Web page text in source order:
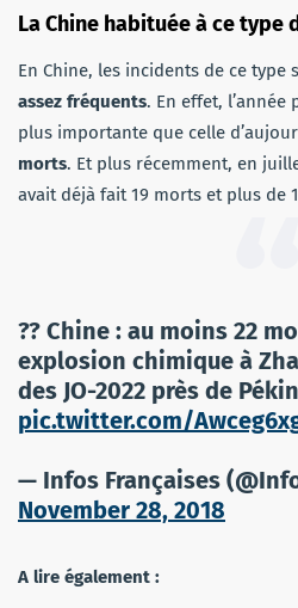
La Chine habituée à ce type
En Chine, les incidents de ce
assez fréquents. En effet,
plus importante que celle
morts. Et plus récemment, en
avait déjà fait 19 morts et plus de
?? Chine : au moins 22
explosion chimique à
des JO-2022 près de
pic.twitter.com/
— Infos Françaises
November 28, 2018
A lire également :